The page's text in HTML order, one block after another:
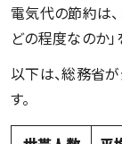
電気代の節約は
どの程度なのか」
以下は、総務省
す。